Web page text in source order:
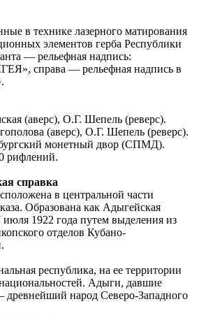
в технике лазерного матирования
элементов герба Республики
— рельефная надпись:
справа — рельефная надпись в
(аверс), О.Г. Шепель (реверс).
(аверс), О.Г. Шепель (реверс).
монетный двор (СПМД).
рифлений.
справка
в центральной части
Образована как Адыгейская
июля 1922 года путем выделения из
отделов Кубано-
республика, на ее территории
Адыги, давшие
древнейший народ Северо-Западного